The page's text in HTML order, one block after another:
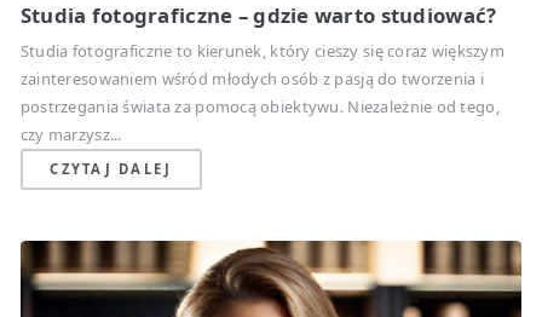
Studia fotograficzne – gdzie warto studiować?
Studia fotograficzne to kierunek, który cieszy się coraz większym
zainteresowaniem wśród młodych osób z pasją do tworzenia i
postrzegania świata za pomocą obiektywu. Niezależnie od tego,
czy marzysz...
CZYTAJ DALEJ